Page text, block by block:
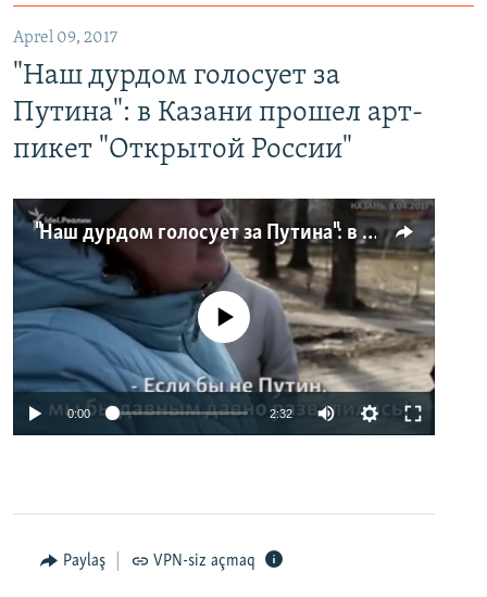
Aprel 09, 2017
"Наш дурдом голосует за
Путина": в Казани прошел арт-
пикет "Открытой России"
"Наш дурдом голосует за Путина": в Казани прошел арт-пикет "Открытой России"
No media source currently available
0:00 2:32
Paylaş VPN-siz açmaq